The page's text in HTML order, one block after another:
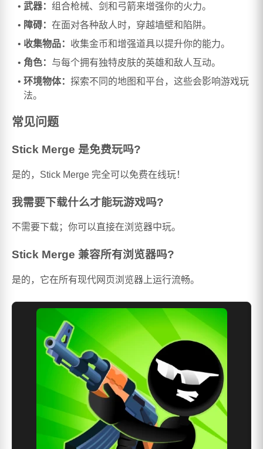
武器： 组合枪械、剑和弓箭来增强你的火力。
障碍： 在面对各种敌人时，穿越墙壁和陷阱。
收集物品： 收集金币和增强道具以提升你的能力。
角色： 与每个拥有独特皮肤的英雄和敌人互动。
环境物体： 探索不同的地图和平台，这些会影响游戏玩
法。
常见问题
Stick Merge 是免费玩吗?
是的，Stick Merge 完全可以免费在线玩！
我需要下载什么才能玩游戏吗?
不需要下载；你可以直接在浏览器中玩。
Stick Merge 兼容所有浏览器吗?
是的，它在所有现代网页浏览器上运行流畅。